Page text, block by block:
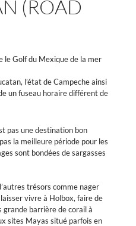
(ROAD
le Golf du Mexique de la mer
l’état de Campeche ainsi
un fuseau horaire différent de
pas une destination bon
la meilleure période pour les
sont bondées de sargasses
trésors comme nager
vivre à Holbox, faire de
grande barrière de corail à
sites Mayas situé parfois en